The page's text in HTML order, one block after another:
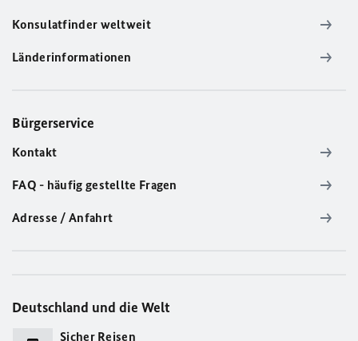
Konsulatfinder weltweit
Länderinformationen
Bürgerservice
Kontakt
FAQ - häufig gestellte Fragen
Adresse / Anfahrt
Deutschland und die Welt
Sicher Reisen